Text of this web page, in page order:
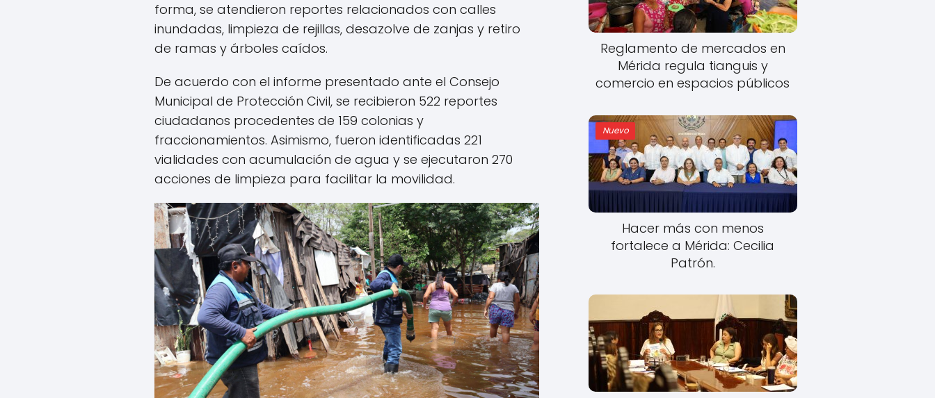
forma, se atendieron reportes relacionados con calles
inundadas, limpieza de rejillas, desazolve de zanjas y retiro
de ramas y árboles caídos.
De acuerdo con el informe presentado ante el Consejo
Municipal de Protección Civil, se recibieron 522 reportes
ciudadanos procedentes de 159 colonias y
fraccionamientos. Asimismo, fueron identificadas 221
vialidades con acumulación de agua y se ejecutaron 270
acciones de limpieza para facilitar la movilidad.
Reglamento de mercados en
Mérida regula tianguis y
comercio en espacios públicos
Nuevo
Hacer más con menos
fortalece a Mérida: Cecilia
Patrón.